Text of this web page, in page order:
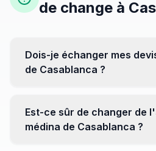
de change à
Dois-je échanger mes
de Casablanca ?
être moins avantageux.
bureaux de change en ville
Est-ce sûr de changer de
médina de Casablanca ?